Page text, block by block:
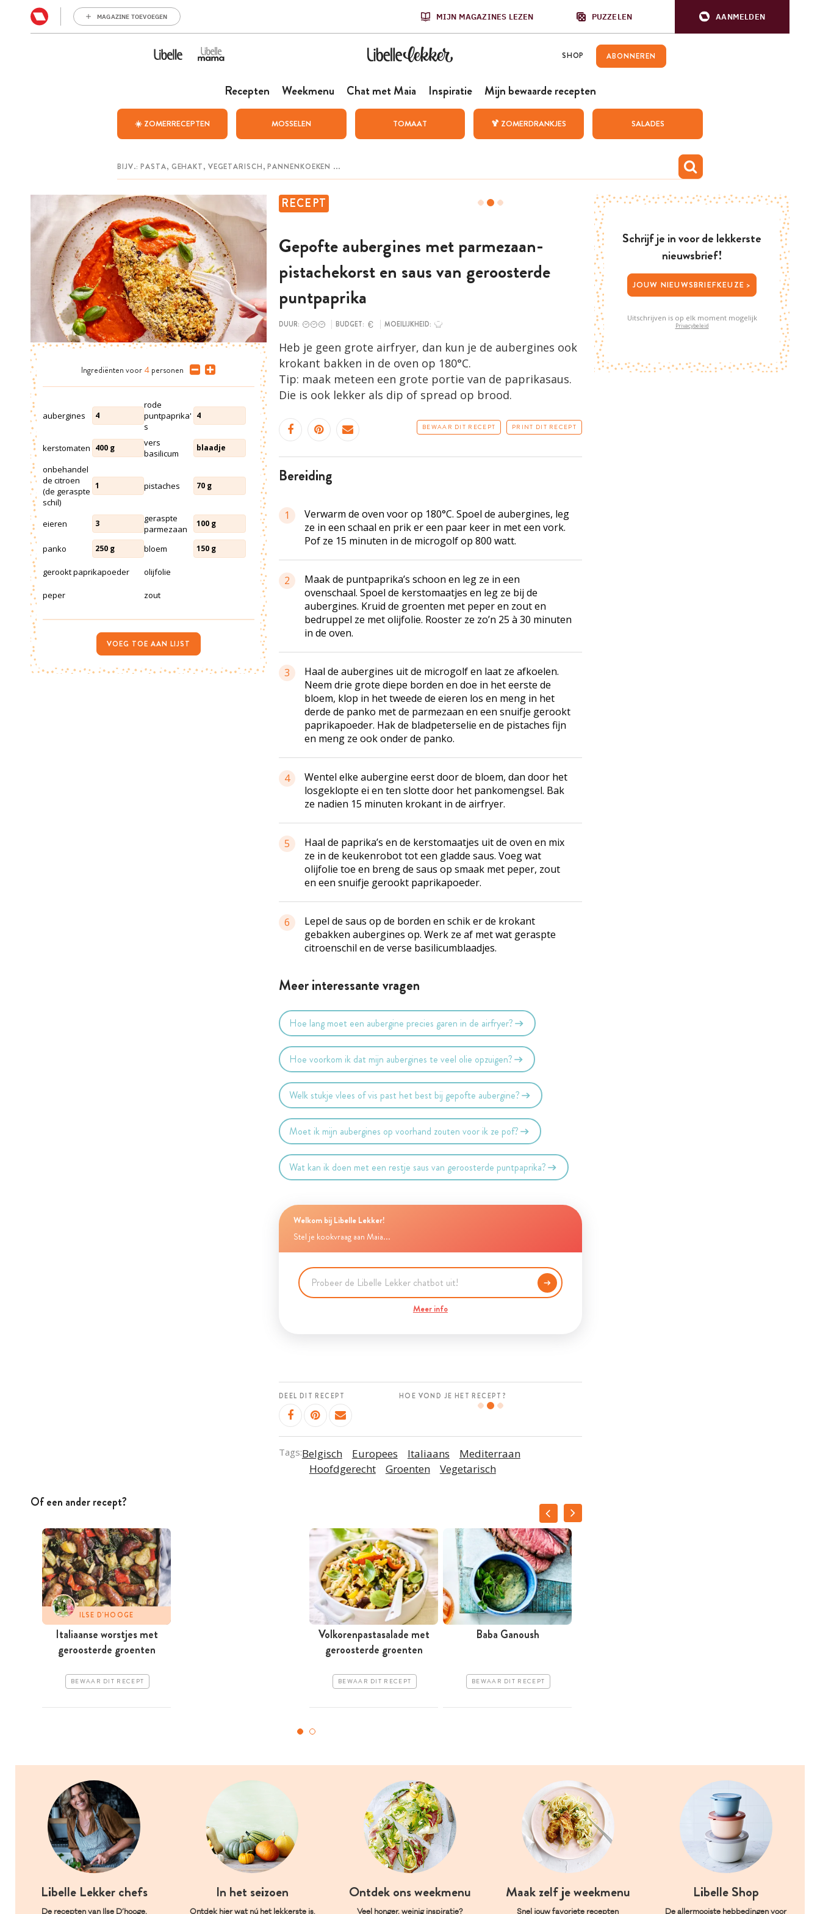
MAGAZINE TOEVOEGEN MIJN MAGAZINES LEZEN PUZZELEN AANMELDEN
SHOP ABONNEREN
Recepten Weekmenu Chat met Maia Inspiratie Mijn bewaarde recepten
☀️ ZOMERRECEPTEN MOSSELEN TOMAAT 🍹 ZOMERDRANKJES SALADES
RECEPT
Gepofte aubergines met parmezaan-
pistachekorst en saus van geroosterde
puntpaprika
DUUR: BUDGET: MOEILIJKHEID:
Heb je geen grote airfryer, dan kun je de aubergines ook
krokant bakken in de oven op 180°C.
Tip: maak meteen een grote portie van de paprikasaus.
Die is ook lekker als dip of spread op brood.
BEWAAR DIT RECEPT PRINT DIT RECEPT
bereiding
1
Verwarm de oven voor op 180°C. Spoel de aubergines, leg
ze in een schaal en prik er een paar keer in met een vork.
Pof ze 15 minuten in de microgolf op 800 watt.
2
Maak de puntpaprika’s schoon en leg ze in een
ovenschaal. Spoel de kerstomaatjes en leg ze bij de
aubergines. Kruid de groenten met peper en zout en
bedruppel ze met olijfolie. Rooster ze zo’n 25 à 30 minuten
in de oven.
3
Haal de aubergines uit de microgolf en laat ze afkoelen.
Neem drie grote diepe borden en doe in het eerste de
bloem, klop in het tweede de eieren los en meng in het
derde de panko met de parmezaan en een snuifje gerookt
paprikapoeder. Hak de bladpeterselie en de pistaches fijn
en meng ze ook onder de panko.
4
Wentel elke aubergine eerst door de bloem, dan door het
losgeklopte ei en ten slotte door het pankomengsel. Bak
ze nadien 15 minuten krokant in de airfryer.
5
Haal de paprika’s en de kerstomaatjes uit de oven en mix
ze in de keukenrobot tot een gladde saus. Voeg wat
olijfolie toe en breng de saus op smaak met peper, zout
en een snuifje gerookt paprikapoeder.
6
Lepel de saus op de borden en schik er de krokant
gebakken aubergines op. Werk ze af met wat geraspte
citroenschil en de verse basilicumblaadjes.
Meer interessante vragen
Hoe lang moet een aubergine precies garen in de airfryer?
Hoe voorkom ik dat mijn aubergines te veel olie opzuigen?
Welk stukje vlees of vis past het best bij gepofte aubergine?
Moet ik mijn aubergines op voorhand zouten voor ik ze pof?
Wat kan ik doen met een restje saus van geroosterde puntpaprika?
Welkom bij Libelle Lekker!
Stel je kookvraag aan Maia...
Meer info
DEEL DIT RECEPT HOE VOND JE HET RECEPT?
Tags:Belgisch Europees Italiaans
Mediterraan
Hoofdgerecht
Groenten Vegetarisch
Ingrediënten voor 4 personen
aubergines 4
rode
puntpaprika'
s
4
kerstomaten 400 g
vers
basilicum
blaadje
onbehandel
de citroen
(de geraspte
schil)
1 pistaches 70 g
eieren 3
geraspte
parmezaan
100 g
panko 250 g bloem 150 g
gerookt paprikapoeder olijfolie
peper zout
VOEG TOE AAN LIJST
Of een ander recept?
ILSE D'HOOGE
Italiaanse worstjes met
geroosterde groenten
BEWAAR DIT RECEPT
Volkorenpastasalade met
geroosterde groenten
BEWAAR DIT RECEPT
Baba Ganoush
BEWAAR DIT RECEPT
Schrijf je in voor de lekkerste
nieuwsbrief!
JOUW NIEUWSBRIEFKEUZE >
Uitschrijven is op elk moment mogelijk
Privacybeleid
Libelle Lekker chefs
De recepten van Ilse D’hooge,
In het seizoen
Ontdek hier wat nú het lekkerste is.
Ontdek ons weekmenu
Veel honger, weinig inspiratie?
Maak zelf je weekmenu
Snel jouw favoriete recepten
Libelle Shop
De allermooiste hebbedingen voor